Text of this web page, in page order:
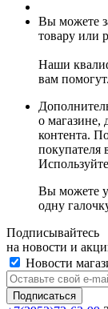
Вы можете
товару или
Наши
вам помогут.
о магазине,
контента.
покупателя
Вы можете
одну
Подписывайтесь
на новости и
Новости